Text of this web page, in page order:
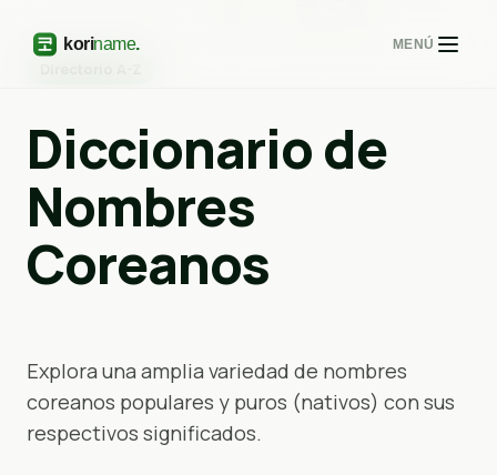
MENÚ
Diccionario de
Nombres
Coreanos
Explora una amplia variedad de nombres
coreanos populares y puros (nativos) con sus
respectivos significados.